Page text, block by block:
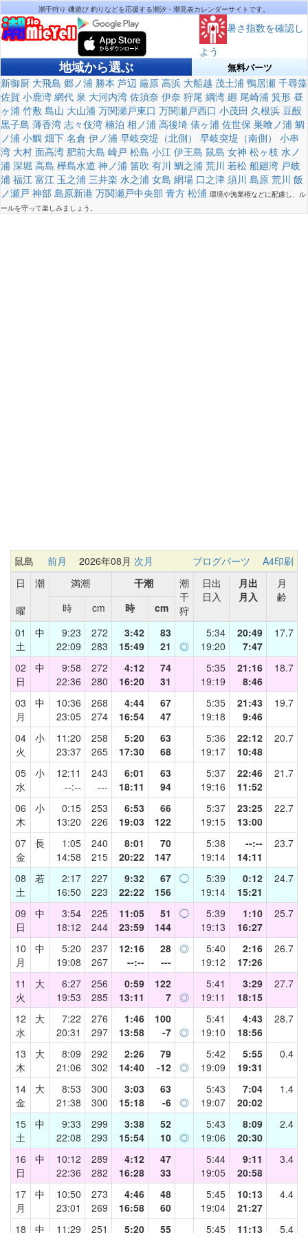
潮干狩り 磯遊び 釣りなどを応援する潮汐・潮見表カレンダーサイトです。
暑さ指数を確認し
よう
地域から選ぶ 無料パーツ
新御厨 大飛島 郷ノ浦 勝本 芦辺 厳原 高浜 大船越 茂土浦 鴨居瀬 千尋藻
佐賀 小鹿湾 網代 泉 大河内湾 佐須奈 伊奈 狩尾 綱湾 廻 尾崎浦 箕形 昼
ヶ浦 竹敷 島山 大山浦 万関瀬戸東口 万関瀬戸西口 小茂田 久根浜 豆酘
黒子島 薄香湾 志々伎湾 楠泊 相ノ浦 高後埼 俵ヶ浦 佐世保 巣喰ノ浦 鯛
ノ浦 小鯛 畑下 名倉 伊ノ浦 早岐突堤（北側） 早岐突堤（南側）
小串
湾 大村 面高湾 肥前大島 崎戸 松島 小江 伊王島 鼠島 女神 松ヶ枝 水ノ
浦 深堀 高島 樺島水道 神ノ浦 笛吹 有川 鯛之浦 荒川 若松 船廻湾 戸岐
浦 福江 富江 玉之浦 三井楽 水之浦 女島 網場 口之津 須川 島原 荒川 飯
ノ瀬戸 神部 島原新港 万関瀬戸中央部 青方 松浦 環境や漁業権などに配慮し、ル
ールを守って楽しみましょう。
鼠島 前月 2026年08月 次月 ブログパーツ
A4印刷
日
曜
潮 満潮 干潮
潮
干
狩
日出
日入
月出
月入
月
齢
時
cm 時
cm
01
土
中
9:23
22:09
272
283
3:42
15:49
83
21
◎
5:34
19:20
20:49
7:47
17.7
02
日
中
9:58
22:36
272
280
4:12
16:20
74
31
5:35
19:19
21:16
8:46
18.7
03
月
中
10:36
23:05
268
274
4:44
16:54
67
47
5:35
19:18
21:43
9:46
19.7
04
火
小
11:20
23:37
258
265
5:20
17:30
63
68
5:36
19:17
22:12
10:48
20.7
05
水
小
12:11
--:--
243
---
6:01
18:11
63
94
5:37
19:16
22:46
11:52
21.7
06
木
小
0:15
13:20
253
226
6:53
19:03
66
122
5:37
19:15
23:25
13:00
22.7
07
金
長
1:05
14:58
240
215
8:01
20:22
70
147
5:38
19:14
--:--
14:11
23.7
08
土
若
2:17
16:50
227
223
9:32
22:22
67
156
◯
5:39
19:14
0:12
15:21
24.7
09
日
中
3:54
18:12
225
244
11:05
23:59
51
144
◯
5:39
19:13
1:10
16:27
25.7
10
月
中
5:20
19:08
237
267
12:16
--:--
28
---
◎
5:40
19:12
2:16
17:26
26.7
11
火
大
6:27
19:53
256
285
0:59
13:11
122
7 ◎
5:41
19:11
3:29
18:15
27.7
12
水
大
7:22
20:31
276
297
1:46
13:58
100
-7 ◎
5:41
19:10
4:43
18:56
28.7
13
木
大
8:09
21:06
292
302
2:26
14:40
79
-12 ◎
5:42
19:09
5:55
19:31
0.4
14
金
大
8:53
21:38
300
300
3:03
15:18
63
-6 ◎
5:43
19:07
7:04
20:02
1.4
15
土
中
9:33
22:08
299
293
3:38
15:54
52
10 ◎
5:43
19:06
8:09
20:30
2.4
16
日
中
10:12
22:36
289
282
4:12
16:28
47
33
5:44
19:05
9:11
20:58
3.4
17
月
中
10:50
23:01
273
269
4:46
16:58
48
60
5:45
19:04
10:13
21:27
4.4
18 中 11:29 251 5:20 55 5:45 11:13 5.4